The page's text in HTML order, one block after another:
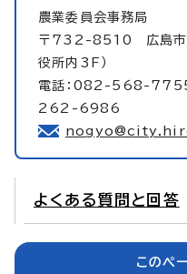
農業委員会事務局
〒732-8510 広島市
役所内3F）
電話：082-568-7755
262-6986
よくある質問と回答
このペ